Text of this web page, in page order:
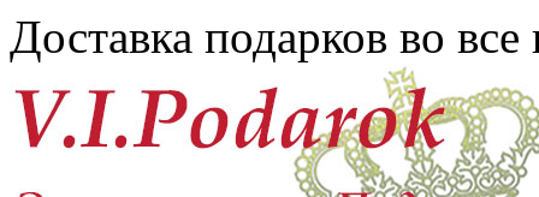
Доставка подарков во